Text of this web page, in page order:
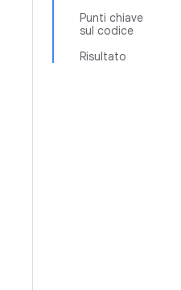
Punti chiave
sul codice
Risultato